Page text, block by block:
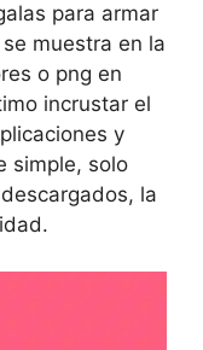
para armar
muestra en la
o png en
incrustar el
y
simple, solo
la